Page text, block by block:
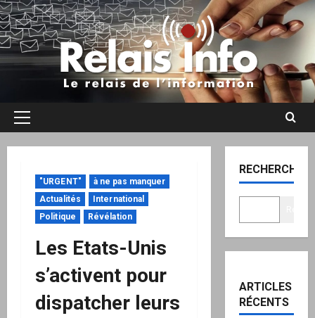
Aller
au
contenu
Menu
"URGENT"
à ne pas manquer
Actualités
International
Politique
Révélation
Les Etats-Unis
s’activent pour
dispatcher leurs
RECHERCHER
ARTICLES
RÉCENTS